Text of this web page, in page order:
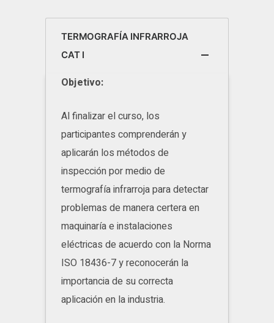
TERMOGRAFÍA INFRARROJA
CAT I
Objetivo:
Al finalizar el curso, los
participantes comprenderán y
aplicarán los métodos de
inspección por medio de
termografía infrarroja para detectar
problemas de manera certera en
maquinaría e instalaciones
eléctricas de acuerdo con la Norma
ISO 18436-7 y reconocerán la
importancia de su correcta
aplicación en la industria.